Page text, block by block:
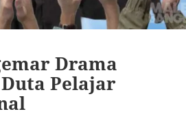
Drama
Pelajar